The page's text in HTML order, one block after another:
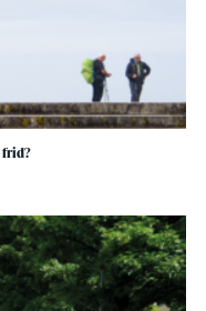
frid?